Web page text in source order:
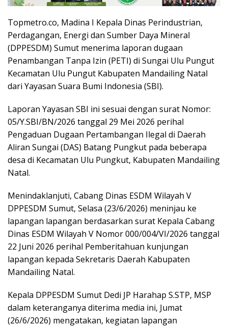
Topmetro.co, Madina I Kepala Dinas Perindustrian,
Perdagangan, Energi dan Sumber Daya Mineral
(DPPESDM) Sumut menerima laporan dugaan
Penambangan Tanpa Izin (PETI) di Sungai Ulu Pungut
Kecamatan Ulu Pungut Kabupaten Mandailing Natal
dari Yayasan Suara Bumi Indonesia (SBI).
Laporan Yayasan SBI ini sesuai dengan surat Nomor:
05/Y.SBI/BN/2026 tanggal 29 Mei 2026 perihal
Pengaduan Dugaan Pertambangan Ilegal di Daerah
Aliran Sungai (DAS) Batang Pungkut pada beberapa
desa di Kecamatan Ulu Pungkut, Kabupaten Mandailing
Natal.
Menindaklanjuti, Cabang Dinas ESDM Wilayah V
DPPESDM Sumut, Selasa (23/6/2026) meninjau ke
lapangan lapangan berdasarkan surat Kepala Cabang
Dinas ESDM Wilayah V Nomor 000/004/VI/2026 tanggal
22 Juni 2026 perihal Pemberitahuan kunjungan
lapangan kepada Sekretaris Daerah Kabupaten
Mandailing Natal.
Kepala DPPESDM Sumut Dedi JP Harahap S.STP, MSP
dalam keteranganya diterima media ini, Jumat
(26/6/2026) mengatakan, kegiatan lapangan